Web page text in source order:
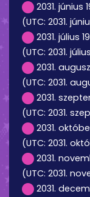
2031. június
(UTC: 2031.
2031. július
(UTC: 2031.
2031.
(UTC: 2031.
2031.
(UTC: 2031.
2031.
(UTC: 2031.
2031.
(UTC: 2031.
2031.